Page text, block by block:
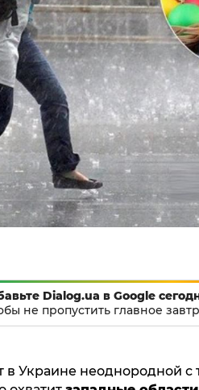
Dialog.ua в Google
не пропустить главное
в Украине неоднородной с